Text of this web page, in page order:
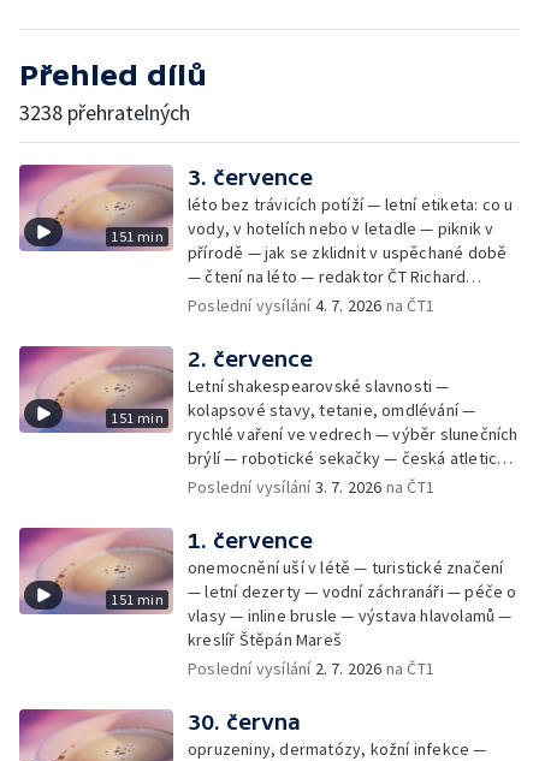
Přehled dílů
3238 přehratelných
151 min
3. července
léto bez trávicích potíží — letní etiketa: co u
vody, v hotelích nebo v letadle — piknik v
přírodě — jak se zklidnit v uspěchané době
— čtení na léto — redaktor ČT Richard
Samko
Poslední vysílání4. 7. 2026 na ČT1
151 min
2. července
Letní shakespearovské slavnosti —
kolapsové stavy, tetanie, omdlévání —
rychlé vaření ve vedrech — výběr slunečních
brýlí — robotické sekačky — česká atletická
rekordmanka — psí seriál: výmarský
Poslední vysílání3. 7. 2026 na ČT1
151 min
1. července
onemocnění uší v létě — turistické značení
— letní dezerty — vodní záchranáři — péče o
vlasy — inline brusle — výstava hlavolamů —
kreslíř Štěpán Mareš
Poslední vysílání 2. 7. 2026 na ČT1
30. června
opruzeniny, dermatózy, kožní infekce —